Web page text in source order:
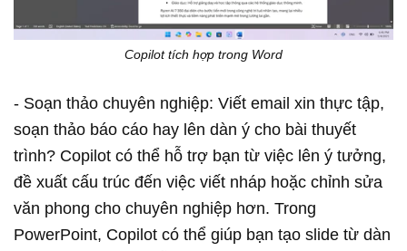
Copilot tích hợp trong Word
- Soạn thảo chuyên nghiệp: Viết email xin thực tập,
soạn thảo báo cáo hay lên dàn ý cho bài thuyết
trình? Copilot có thể hỗ trợ bạn từ việc lên ý tưởng,
đề xuất cấu trúc đến việc viết nháp hoặc chỉnh sửa
văn phong cho chuyên nghiệp hơn. Trong
PowerPoint, Copilot có thể giúp bạn tạo slide từ dàn